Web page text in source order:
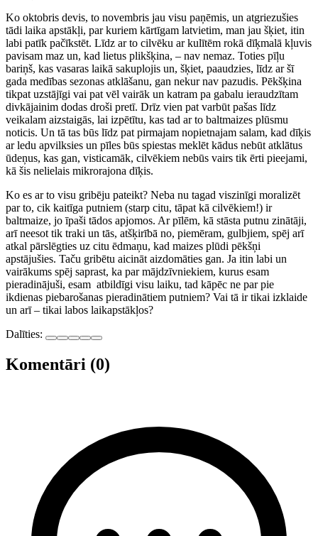
Ko oktobris devis, to novembris jau visu paņēmis, un atgriezušies
tādi laika apstākļi, par kuriem kārtīgam latvietim, man jau šķiet, itin
labi patīk pačīkstēt. Līdz ar to cilvēku ar kulītēm rokā dīķmalā kļuvis
pavisam maz un, kad lietus plikšķina, – nav nemaz. Toties pīļu
bariņš, kas vasaras laikā sakuplojis un, šķiet, paaudzies, līdz ar šī
gada medības sezonas atklāšanu, gan nekur nav pazudis. Pēkšķina
tikpat uzstājīgi vai pat vēl vairāk un katram pa gabalu ieraudzītam
divkājainim dodas droši pretī. Drīz vien pat varbūt pašas līdz
veikalam aizstaigās, lai izpētītu, kas tad ar to baltmaizes plūsmu
noticis. Un tā tas būs līdz pat pirmajam nopietnajam salam, kad dīķis
ar ledu apvilksies un pīles būs spiestas meklēt kādus nebūt atklātus
ūdeņus, kas gan, visticamāk, cilvēkiem nebūs vairs tik ērti pieejami,
kā šis nelielais mikrorajona dīķis.
Ko es ar to visu gribēju pateikt? Neba nu tagad viszinīgi moralizēt
par to, cik kaitīga putniem (starp citu, tāpat kā cilvēkiem!) ir
baltmaize, jo īpaši tādos apjomos. Ar pīlēm, kā stāsta putnu zinātāji,
arī neesot tik traki un tās, atšķirībā no, piemēram, gulbjiem, spēj arī
atkal pārslēgties uz citu ēdmaņu, kad maizes plūdi pēkšņi
apstājušies. Taču gribētu aicināt aizdomāties gan. Ja itin labi un
vairākums spēj saprast, ka par mājdzīvniekiem, kurus esam
pieradinājuši, esam atbildīgi visu laiku, tad kāpēc ne par pie
ikdienas piebarošanas pieradinātiem putniem? Vai tā ir tikai izklaide
un arī – tikai labos laikapstākļos?
Dalīties:
Komentāri (0)